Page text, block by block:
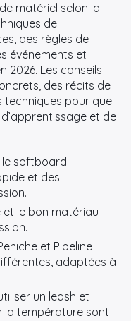
matériel selon la
de
des règles de
événements et
2026. Les conseils
des récits de
pour que
et de
le softboard
et des
et le bon matériau
et Pipeline
adaptées à
un leash et
la température sont